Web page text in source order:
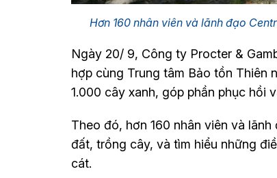
Hơn 160 nhân viên và lãnh đạo
Ngày 20/ 9, Công ty Procter &
hợp cùng Trung tâm Bảo tồn Thiên
1.000 cây xanh, góp phần phục hồi
Theo đó, hơn 160 nhân viên và
đất, trồng cây, và tìm hiểu những
cát.